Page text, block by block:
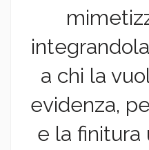
a chi la
evidenza,
e la finitura